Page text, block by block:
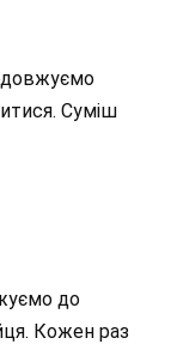
Суміш
до
Кожен раз